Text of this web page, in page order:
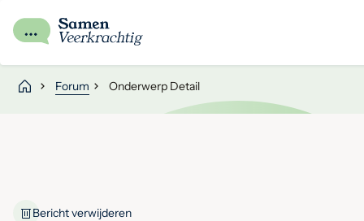
Forum Onderwerp Detail
Bericht verwijderen